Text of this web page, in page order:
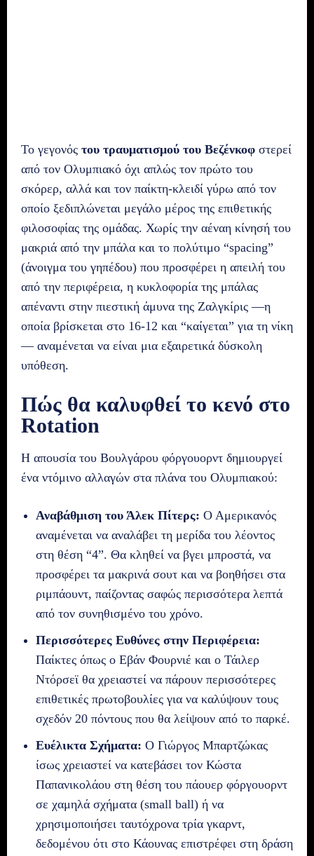
Το γεγονός του τραυματισμού του Βεζένκοφ στερεί
από τον Ολυμπιακό όχι απλώς τον πρώτο του
σκόρερ, αλλά και τον παίκτη-κλειδί γύρω από τον
οποίο ξεδιπλώνεται μεγάλο μέρος της επιθετικής
φιλοσοφίας της ομάδας. Χωρίς την αέναη κίνησή του
μακριά από την μπάλα και το πολύτιμο “spacing”
(άνοιγμα του γηπέδου) που προσφέρει η απειλή του
από την περιφέρεια, η κυκλοφορία της μπάλας
απέναντι στην πιεστική άμυνα της Ζαλγκίρις —η
οποία βρίσκεται στο 16-12 και “καίγεται” για τη νίκη
— αναμένεται να είναι μια εξαιρετικά δύσκολη
υπόθεση.
Πώς θα καλυφθεί το κενό στο
Rotation
Η απουσία του Βουλγάρου φόργουορντ δημιουργεί
ένα ντόμινο αλλαγών στα πλάνα του Ολυμπιακού:
Αναβάθμιση του Άλεκ Πίτερς: Ο Αμερικανός
αναμένεται να αναλάβει τη μερίδα του λέοντος
στη θέση “4”. Θα κληθεί να βγει μπροστά, να
προσφέρει τα μακρινά σουτ και να βοηθήσει στα
ριμπάουντ, παίζοντας σαφώς περισσότερα λεπτά
από τον συνηθισμένο του χρόνο.
Περισσότερες Ευθύνες στην Περιφέρεια:
Παίκτες όπως ο Εβάν Φουρνιέ και ο Τάιλερ
Ντόρσεϊ θα χρειαστεί να πάρουν περισσότερες
επιθετικές πρωτοβουλίες για να καλύψουν τους
σχεδόν 20 πόντους που θα λείψουν από το παρκέ.
Ευέλικτα Σχήματα: Ο Γιώργος Μπαρτζώκας
ίσως χρειαστεί να κατεβάσει τον Κώστα
Παπανικολάου στη θέση του πάουερ φόργουορντ
σε χαμηλά σχήματα (small ball) ή να
χρησιμοποιήσει ταυτόχρονα τρία γκαρντ,
δεδομένου ότι στο Κάουνας επιστρέφει στη δράση